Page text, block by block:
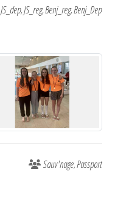
JS_dep JS_reg Benj_reg Benj_Dep
Sauv'nage Passport